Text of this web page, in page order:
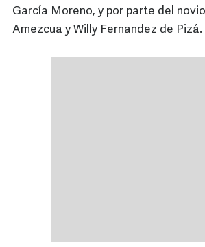
García Moreno, y por parte del
Amezcua y Willy Fernandez de Pizá.